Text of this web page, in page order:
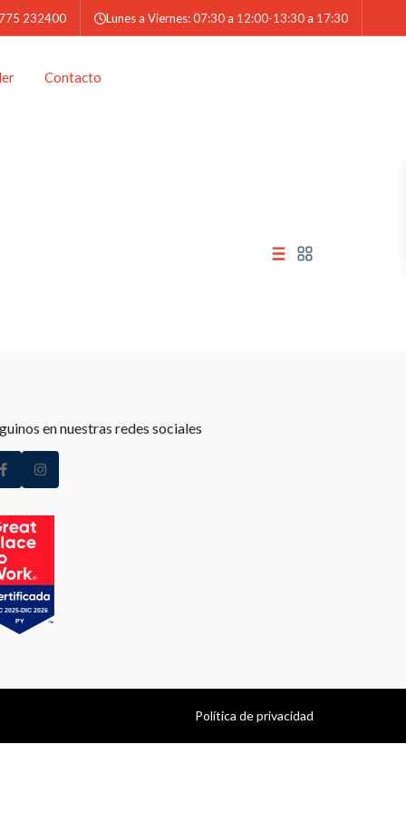
232400 Lunes a Viernes: 07:30 a 12:00-13:30 a 17:30
Contacto
en nuestras redes sociales
Política de privacidad